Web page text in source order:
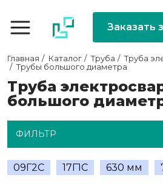
Заказать
Главная Каталог Труба
Труба
Трубы большого диаметра
Труба
большого
ФИЛЬТР
09Г2С 17Г1С 630 мм